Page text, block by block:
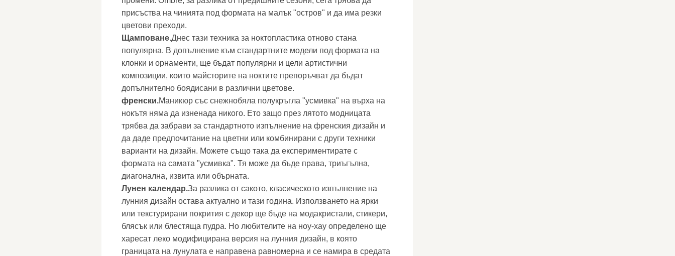
присъства на чинията под формата на малък "остров" и да има резки
цветови преходи.
Щамповане.Днес тази техника за ноктопластика отново стана
популярна. В допълнение към стандартните модели под формата на
клонки и орнаменти, ще бъдат популярни и цели артистични
композиции, които майсторите на ноктите препоръчват да бъдат
допълнително боядисани в различни цветове.
френски.Маникюр със снежнобяла полукръгла "усмивка" на върха на
нокътя няма да изненада никого. Ето защо през лятото модницата
трябва да забрави за стандартното изпълнение на френския дизайн и
да даде предпочитание на цветни или комбинирани с други техники
варианти на дизайн. Можете също така да експериментирате с
формата на самата "усмивка". Тя може да бъде права, триъгълна,
диагонална, извита или обърната.
Лунен календар.За разлика от сакото, класическото изпълнение на
лунния дизайн остава актуално и тази година. Използването на ярки
или текстурирани покрития с декор ще бъде на модакристали, стикери,
блясък или блестяща пудра. Но любителите на ноу-хау определено ще
харесат леко модифицирана версия на лунния дизайн, в която
границата на лунулата е направена равномерна и се намира в средата